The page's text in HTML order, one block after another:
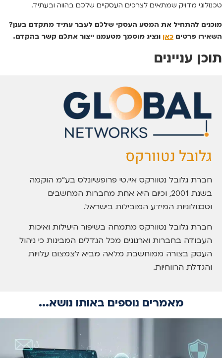
טכנולוגי מדויק שמתאים לצרכים העסקיים שלכם בהווה ובעתיד.
מוכנים להתחיל את המסע העסקי שלכם לעבר עתיד מתקדם בענן?
השאירו פרטים כאן ונציג מוסמך מטעמנו ייצור אתכם קשר בהקדם.
תוכן עניינים
גלובל נטוורקס
חברת גלובל נטוורקס איי.טי פרופשיונלס בע”מ הוקמה
בשנת 2001, וכיום היא אחת מחברות המחשבים
וטכנולוגיות המידע המובילות בישראל.
חברת גלובל נטוורקס מתמחה בשיפור היעילות ואיכות
העבודה בחברות וארגונים מכל הגדלים המבינות כי ניהול
העסק בצורה ממוחשבת מלאה מביא לצמצום עלויות
והגדלת הרווחיות.
מאמרים נוספים באותו נושא...